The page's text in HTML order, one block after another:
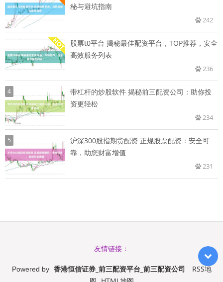
秘与避坑指南
242
股票t0平台 揭秘最佳配资平台，TOP推荐，安全
高效服务列表
236
4
带杠杆的炒股软件 揭秘前三配资公司：助你投
资更轻松
234
5
沪深300股指期货配资 正规股票配资：安全可
靠，助您财富增值
231
友情链接：
Powered by 香港恒信证券_前三配资平台_前三配资公司
RSS地